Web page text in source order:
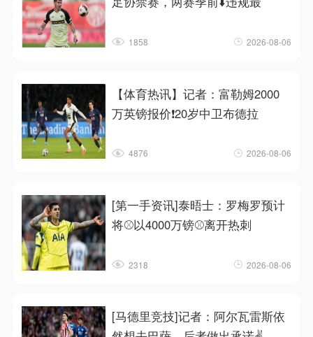
1858 2026-08-06
【体育热讯】记者：富勒姆2000
万英镑报价❗20岁中卫布德拉
4876 2026-08-06
[第一手资讯]泰晤士：罗梅罗预计
将⚾以4000万镑⚾离开热刺
2318 2026-08-06
[马德里竞技]记者：阿尔瓦雷斯依